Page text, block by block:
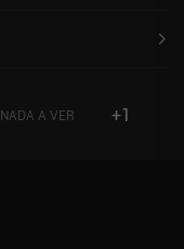
NADA A VER +1